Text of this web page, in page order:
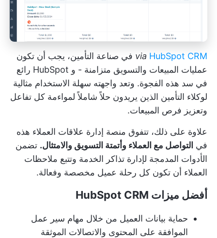
via HubSpot CRM
في صناعة التأمين، يجب أن تكون
عمليات المبيعات والتسويق متزامنة - و HubSpot رائع
في سد هذه الفجوة. وتعد واجهته سهلة الاستخدام مثالية
لوكلاء التأمين الذين يريدون حلاً شاملاً لمواءمة كل تفاعل
وتعزيز فرص المبيعات.
علاوة على ذلك، تتفوق منصة إدارة علاقات العملاء هذه
في التواصل مع العملاء وأتمتة التسويق والامتثال. تضمن
الأدوات المدمجة لإدارة تذاكر الخدمة وتتبع ملاحظات
العملاء أن تكون كل رحلة عميل مخصصة وفعالة.
أفضل ميزات HubSpot CRM
حماية بيانات العميل من خلال مهام سير عمل
الموافقة على المحتوى والاتصالات الموثقة